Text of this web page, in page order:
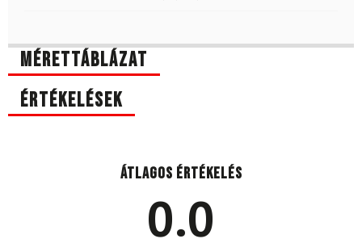
Mérettáblázat
Értékelések
Átlagos értékelés
0.0